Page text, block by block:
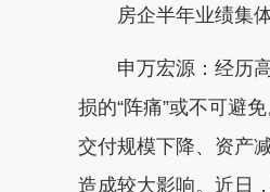
房企半年业绩集体
申万宏源：经历高
损的“阵痛”或不可避
交付规模下降、资产
造成较大影响。近日